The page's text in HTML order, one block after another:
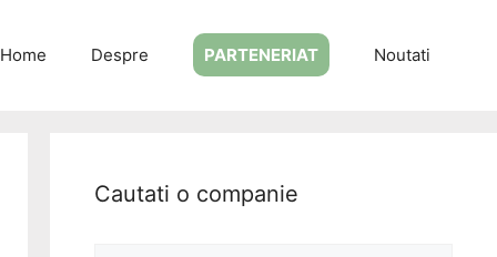
Home Despre PARTENERIAT Noutati
Cautati o companie